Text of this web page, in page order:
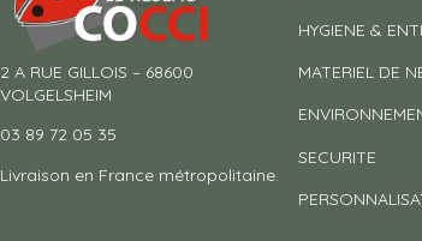
2 A RUE GILLOIS – 68600
VOLGELSHEIM
03 89 72 05 35
Livraison en France métropolitaine.
HYGIENE &
MATERIEL DE
SECURITE